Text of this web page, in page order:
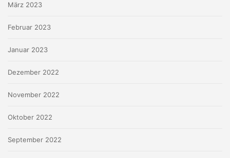
März 2023
Februar 2023
Januar 2023
Dezember 2022
November 2022
Oktober 2022
September 2022